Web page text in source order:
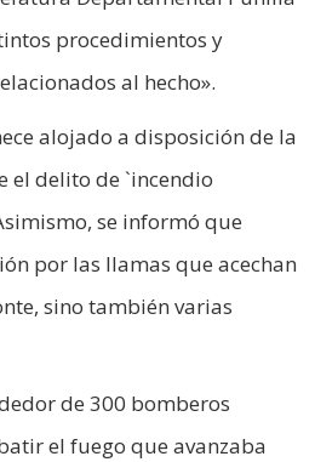
procedimientos y
al hecho».
alojado a disposición de la
el delito de `incendio
se informó que
por las llamas que acechan
sino también varias
de 300 bomberos
el fuego que avanzaba